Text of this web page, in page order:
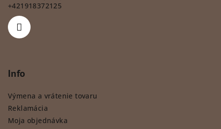
+421918372125
Info
Výmena a vrátenie tovaru
Reklamácia
Moja objednávka